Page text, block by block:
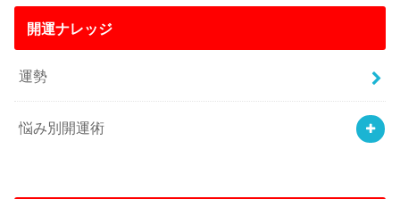
開運ナレッジ
運勢
悩み別開運術